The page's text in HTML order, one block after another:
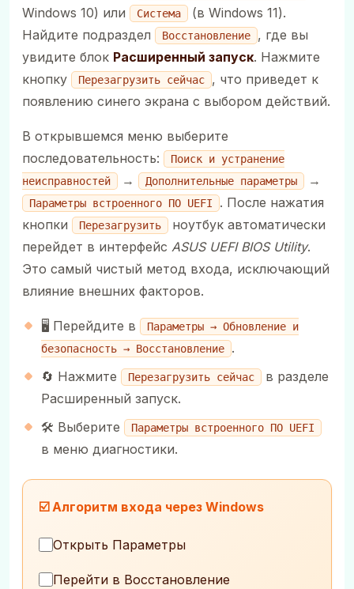
Windows 10) или
Система
(в Windows 11).
Найдите подраздел
Восстановление
, где вы
увидите блок Расширенный запуск. Нажмите
кнопку
Перезагрузить сейчас
, что приведет к
появлению синего экрана с выбором действий.
В открывшемся меню выберите
последовательность:
Поиск и устранение
неисправностей
→ Дополнительные параметры →
Параметры встроенного ПО UEFI
. После нажатия
кнопки
Перезагрузить
ноутбук автоматически
перейдет в интерфейс ASUS UEFI BIOS Utility.
Это самый чистый метод входа, исключающий
влияние внешних факторов.
🖥️ Перейдите в
Параметры → Обновление и
безопасность → Восстановление
.
🔄 Нажмите
Перезагрузить сейчас
в разделе
Расширенный запуск.
🛠️ Выберите
Параметры встроенного ПО UEFI
в меню диагностики.
☑️ Алгоритм входа через Windows
Открыть Параметры
Перейти в Восстановление